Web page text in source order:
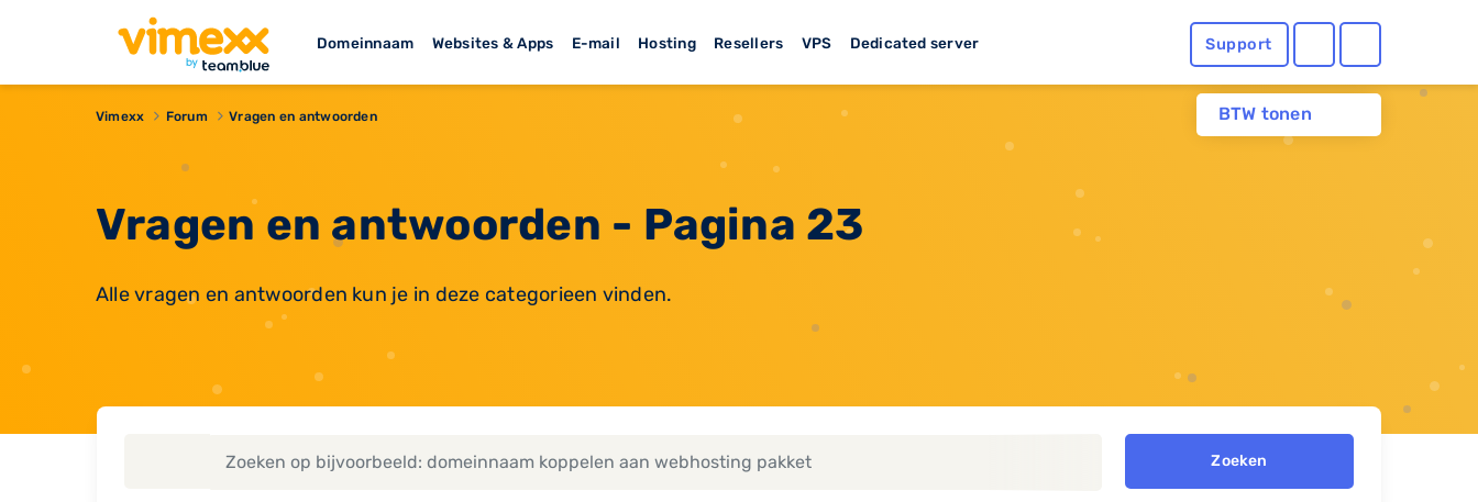
Domeinnaam Websites & Apps E-mail Hosting Resellers VPS Dedicated server Support
BTW tonen
Vimexx Forum Vragen en antwoorden
Vragen en antwoorden - Pagina 23
Alle vragen en antwoorden kun je in deze categorieen vinden.
Zoeken